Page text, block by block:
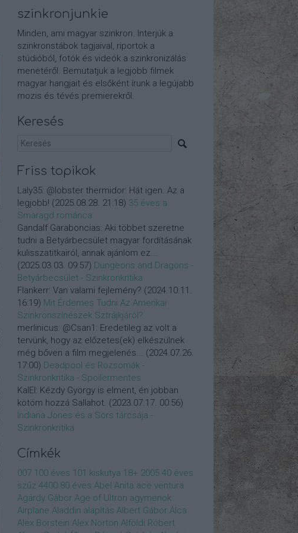
szinkronjunkie
Minden, ami magyar szinkron. Interjúk a
szinkronstábok tagjaival, riportok a
stúdióból, fotók és videók a szinkronizálás
menetéről. Bemutatjuk a legjobb filmek
magyar hangjait és elsőként írunk a legújabb
mozis és tévés premierekről.
Keresés
Friss topikok
Laly35: @lobster thermidor: Hát igen. Az a
legjobb! (2025.08.28. 21:18) 35 éves a
Smaragd románca
Gandalf Garaboncias: Aki többet szeretne
tudni a Betyárbecsület magyar fordításának
kulisszatitkairól, annak ajánlom ez...
(2025.03.03. 09:57) Dungeons and Dragons -
Betyárbecsület - Szinkronkritika
Flankerr: Van valami fejlemény? (2024.10.11.
16:19) Mit Érdemes Tudni Az Amerikai
Szinkronszínészek Sztrájkjáról?
merlinicus: @Csan1: Eredetileg az volt a
tervünk, hogy az előzetes(ek) elkészülnek
még bőven a film megjelenés... (2024.07.26.
17:00) Deadpool és Rozsomák -
Szinkronkritika - Spoilermentes
KalEl: Kézdy György is elment, én jobban
kötöm hozzá Sallahot. (2023.07.17. 00:56)
Indiana Jones és a Sors tárcsája -
Szinkronkritika
Címkék
007 100 éves 101 kiskutya 18+ 2005 40 éves
szűz 4400 80 éves Ábel Anita ace ventura
Agárdy Gábor Age of Ultron agymenok
Airplane Aladdin alapítás Albert Gábor Álca
Alex Borstein Alex Norton Alföldi Róbert